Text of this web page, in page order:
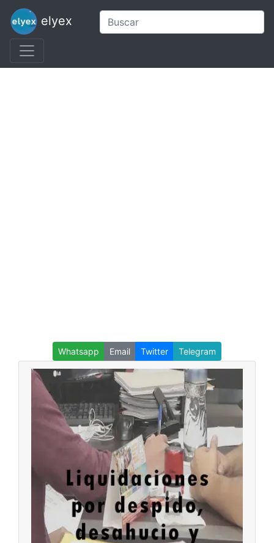
elyex
Whatsapp Email Twitter Telegram